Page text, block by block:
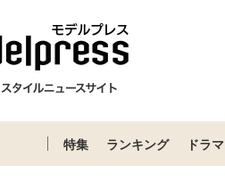
特集 ランキング ドラマ